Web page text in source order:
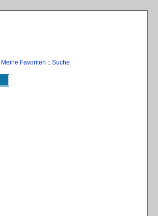
Meine Favoriten :: Suche